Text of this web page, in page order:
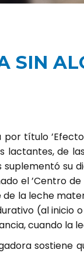
SIN
por título
lactantes, de
su
el ’Centro
la leche
(al inicio
cuando la
sostiene